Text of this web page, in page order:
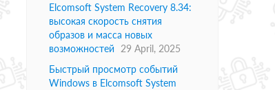
Elcomsoft System Recovery 8.34:
высокая скорость снятия
образов и масса новых
возможностей
29 April, 2025
Быстрый просмотр событий
Windows в Elcomsoft System